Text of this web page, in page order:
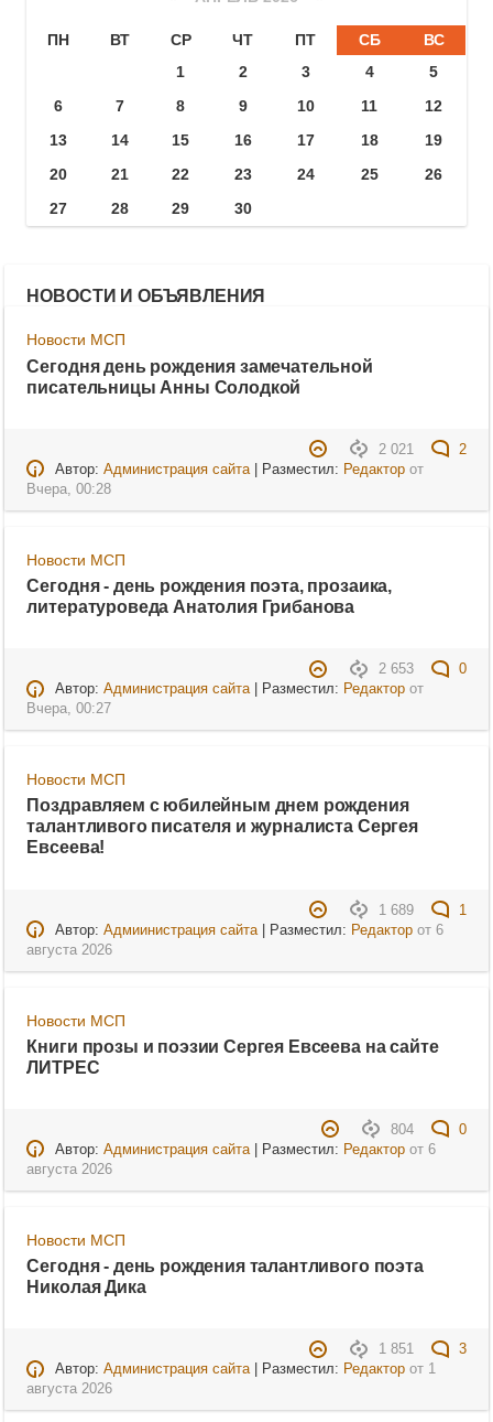
ПН ВТ СР ЧТ ПТ СБ
ВС
1
2 3 4
5
6
7 8 9 10 11
12
13
14 15 16 17 18
19
20
21 22 23 24 25
26
27
28 29 30
НОВОСТИ И ОБЪЯВЛЕНИЯ
Новости МСП
Сегодня день рождения замечательной
писательницы Анны Солодкой
2 021
2
Автор: Администрация сайта| Разместил: Редакторот
Вчера, 00:28
Новости МСП
Сегодня - день рождения поэта, прозаика,
литературоведа Анатолия Грибанова
2 653
0
Автор: Администрация сайта| Разместил: Редакторот
Вчера, 00:27
Новости МСП
Поздравляем с юбилейным днем рождения
талантливого писателя и журналиста Сергея
Евсеева!
1 689
1
Автор: Адмиинистрация сайта| Разместил: Редакторот 6
августа 2026
Новости МСП
Книги прозы и поэзии Сергея Евсеева на сайте
ЛИТРЕС
804
0
Автор: Администрация сайта| Разместил: Редакторот 6
августа 2026
Новости МСП
Сегодня - день рождения талантливого поэта
Николая Дика
1 851
3
Автор: Администрация сайта| Разместил: Редакторот 1
августа 2026